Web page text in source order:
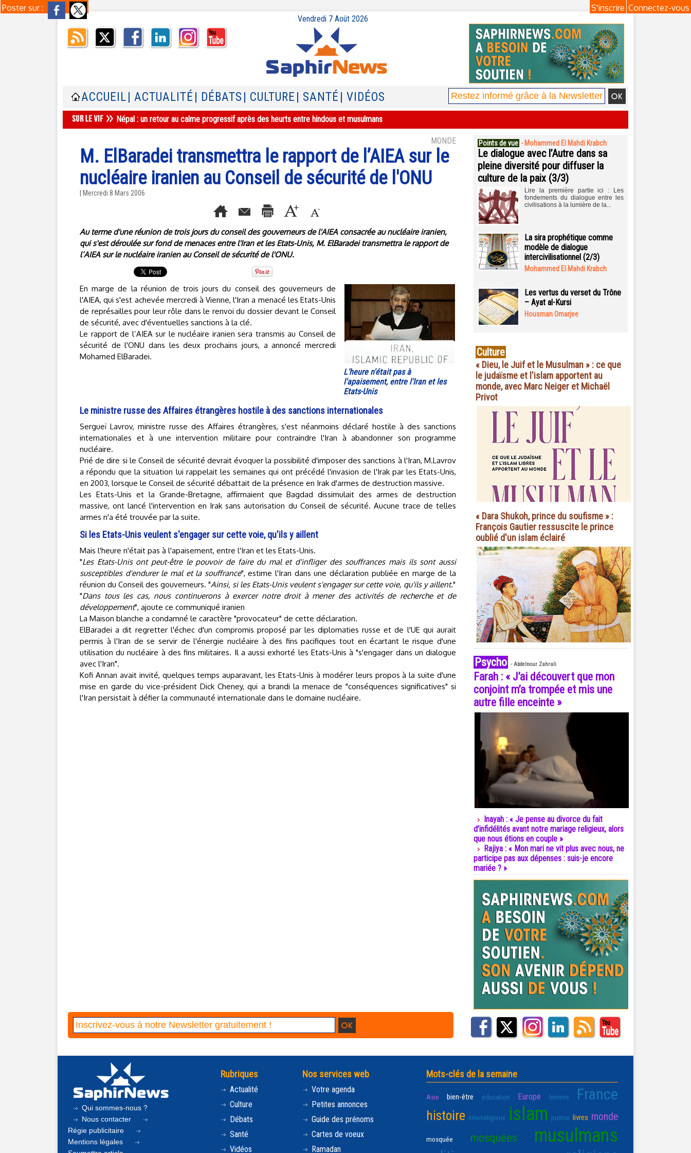
Poster sur : Connectez-vous
S'inscrire
Vendredi 7 Août 2026
ACCUEIL | ACTUALITÉ | DÉBATS | CULTURE | SANTÉ | VIDÉOS
Népal : un retour au calme progressif après des heurts entre hindous et musulmans
MONDE
M. ElBaradei transmettra le rapport de l’AIEA sur le
nucléaire iranien au Conseil de sécurité de l'ONU
| Mercredi 8 Mars 2006
Au terme d'une réunion de trois jours du conseil des gouverneurs de l'AIEA consacrée au nucléaire iranien,
qui s'est déroulée sur fond de menaces entre l'Iran et les Etats-Unis, M. ElBaradei transmettra le rapport de
l’AIEA sur le nucléaire iranien au Conseil de sécurité de l'ONU.
L'heure n'était pas à
l'apaisement, entre l'Iran et les
Etats-Unis
En marge de la réunion de trois jours du conseil des gouverneurs de
l'AIEA, qui s'est achevée mercredi à Vienne, l'Iran a menacé les Etats-Unis
de représailles pour leur rôle dans le renvoi du dossier devant le Conseil
de sécurité, avec d'éventuelles sanctions à la clé.
Le rapport de l’AIEA sur le nucléaire iranien sera transmis au Conseil de
sécurité de l'ONU dans les deux prochains jours, a annoncé mercredi
Mohamed ElBaradei.
Le ministre russe des Affaires étrangères hostile à des sanctions internationales
Sergueï Lavrov, ministre russe des Affaires étrangères, s'est néanmoins déclaré hostile à des sanctions
internationales et à une intervention militaire pour contraindre l'Iran à abandonner son programme
nucléaire.
Prié de dire si le Conseil de sécurité devrait évoquer la possibilité d'imposer des sanctions à l'Iran, M.Lavrov
a répondu que la situation lui rappelait les semaines qui ont précédé l'invasion de l'Irak par les Etats-Unis,
en 2003, lorsque le Conseil de sécurité débattait de la présence en Irak d'armes de destruction massive.
Les Etats-Unis et la Grande-Bretagne, affirmaient que Bagdad dissimulait des armes de destruction
massive, ont lancé l'intervention en Irak sans autorisation du Conseil de sécurité. Aucune trace de telles
armes n'a été trouvée par la suite.
Si les Etats-Unis veulent s'engager sur cette voie, qu'ils y aillent
Mais l'heure n'était pas à l'apaisement, entre l'Iran et les Etats-Unis.
"Les Etats-Unis ont peut-être le pouvoir de faire du mal et d'infliger des souffrances mais ils sont aussi
susceptibles d'endurer le mal et la souffrance", estime l'Iran dans une déclaration publiée en marge de la
réunion du Conseil des gouverneurs. "Ainsi, si les Etats-Unis veulent s'engager sur cette voie, qu'ils y aillent."
"Dans tous les cas, nous continuerons à exercer notre droit à mener des activités de recherche et de
développement", ajoute ce communiqué iranien
La Maison blanche a condamné le caractère "provocateur" de cette déclaration.
ElBaradei a dit regretter l'échec d'un compromis proposé par les diplomaties russe et de l'UE qui aurait
permis à l'Iran de se servir de l'énergie nucléaire à des fins pacifiques tout en écartant le risque d'une
utilisation du nucléaire à des fins militaires. Il a aussi exhorté les Etats-Unis à "s'engager dans un dialogue
avec l'Iran".
Kofi Annan avait invité, quelques temps auparavant, les Etats-Unis à modérer leurs propos à la suite d'une
mise en garde du vice-président Dick Cheney, qui a brandi la menace de "conséquences significatives" si
l'Iran persistait à défier la communauté internationale dans le domaine nucléaire.
Points de vue - Mohammed El Mahdi Krabch
Le dialogue avec l’Autre dans sa
pleine diversité pour diffuser la
culture de la paix (3/3)
Lire la première partie ici : Les
fondements du dialogue entre les
civilisations à la lumière de la...
La sira prophétique comme
modèle de dialogue
intercivilisationnel (2/3)
Mohammed El Mahdi Krabch
Les vertus du verset du Trône
– Ayat al-Kursi
Housman Omarjee
Culture
« Dieu, le Juif et le Musulman » : ce que
le judaïsme et l'islam apportent au
monde, avec Marc Neiger et Michaël
Privot
« Dara Shukoh, prince du soufisme » :
François Gautier ressuscite le prince
oublié d'un islam éclairé
Psycho - Abdelnour Zahrali
Farah : « J’ai découvert que mon
conjoint m’a trompée et mis une
autre fille enceinte »
Inayah : « Je pense au divorce du fait
d’infidélités avant notre mariage religieux, alors
que nous étions en couple »
Rajiya : « Mon mari ne vit plus avec nous, ne
participe pas aux dépenses : suis-je encore
mariée ? »
Qui sommes-nous ?
Nous contacter
Régie publicitaire
Mentions légales
Rubriques
Actualité
Culture
Débats
Santé
Vidéos
Nos services web
Votre agenda
Petites annonces
Guide des prénoms
Cartes de voeux
Ramadan
Mots-clés de la semaine
Asie bien-être éducation Europe femmes France
histoire interreligieux islam justice livres monde
mosquée mosquées musulmans